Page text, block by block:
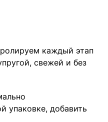
каждый этап
свежей и без
упаковке, добавить